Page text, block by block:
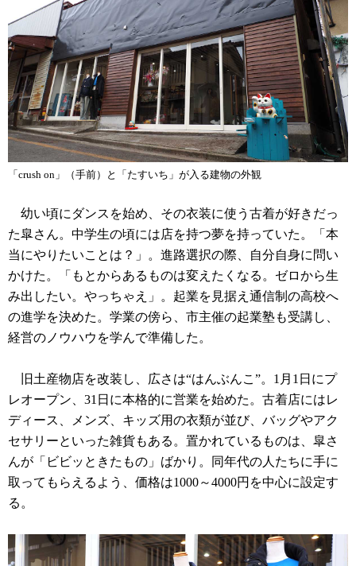
「crush on」（手前）と「たすいち」が入る建物の外観
幼い頃にダンスを始め、その衣装に使う古着が好きだっ
た皐さん。中学生の頃には店を持つ夢を持っていた。「本
当にやりたいことは？」。進路選択の際、自分自身に問い
かけた。「もとからあるものは変えたくなる。ゼロから生
み出したい。やっちゃえ」。起業を見据え通信制の高校へ
の進学を決めた。学業の傍ら、市主催の起業塾も受講し、
経営のノウハウを学んで準備した。
旧土産物店を改装し、広さは“はんぶんこ”。1月1日にプ
レオープン、31日に本格的に営業を始めた。古着店にはレ
ディース、メンズ、キッズ用の衣類が並び、バッグやアク
セサリーといった雑貨もある。置かれているものは、皐さ
んが「ビビッときたもの」ばかり。同年代の人たちに手に
取ってもらえるよう、価格は1000～4000円を中心に設定す
る。